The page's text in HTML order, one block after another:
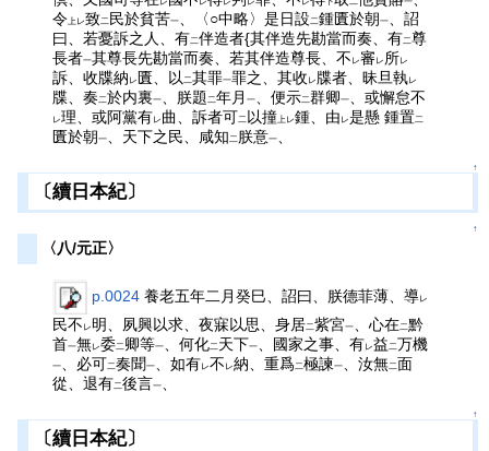
令上レ致二 民於貧苦一 、〈○中略〉是日設二鍾匱於朝一
、詔
曰、若憂訴之人、有二伴造者{其伴造先勘當而奏、有二尊
長者一其尊長先勘當而奏、若其伴造尊長、不 レ審 レ 所レ
訴、收牒納 レ 匱、以 二其罪一罪之、其收 レ 牒者、昧旦執レ
牒、奏二於内裏一 、朕題二年月一 、便示二群卿一 、或懈怠不
レ理、或阿黨有レ 曲、訴者可二 以撞上レ鍾、由 レ是懸 鍾置二
匱於朝一 、天下之民、咸知二朕意一
↑
〔續日本紀〕
↑
〈八/元正〉
p.0024 養老五年二月癸巳、詔曰、朕德菲薄、導レ
民不 レ 明、夙興以求、夜寐以思、身居二紫宮一 、心在二黔
首一無レ委二卿等一 、何化二天下一 、國家之事、有レ益二万機
一 、必可二奏聞一 、如有レ不 レ納、重爲二極諫一 、汝無二面
從、退有二後言一
↑
〔續日本紀〕